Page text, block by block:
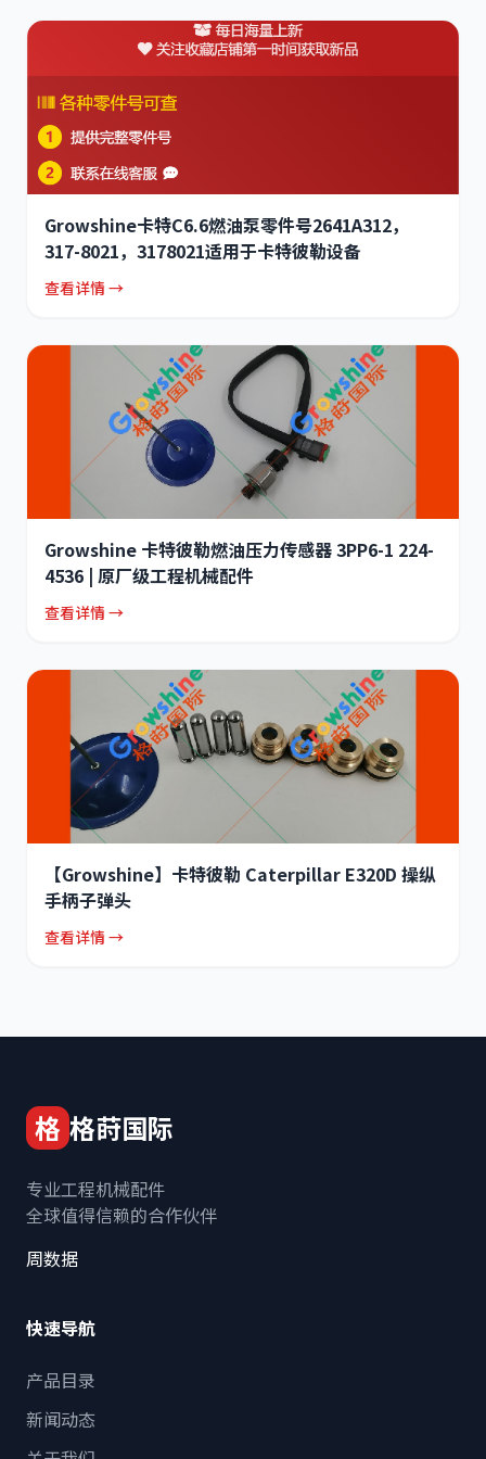
Growshine卡特C6.6燃油泵零件号2641A312，
317-8021，3178021适用于卡特彼勒设备
查看详情 →
Growshine 卡特彼勒燃油压力传感器 3PP6-1 224-
4536 | 原厂级工程机械配件
查看详情 →
【Growshine】卡特彼勒 Caterpillar E320D 操纵
手柄子弹头
查看详情 →
格 格莳国际
专业工程机械配件
全球值得信赖的合作伙伴
周数据
快速导航
产品目录
新闻动态